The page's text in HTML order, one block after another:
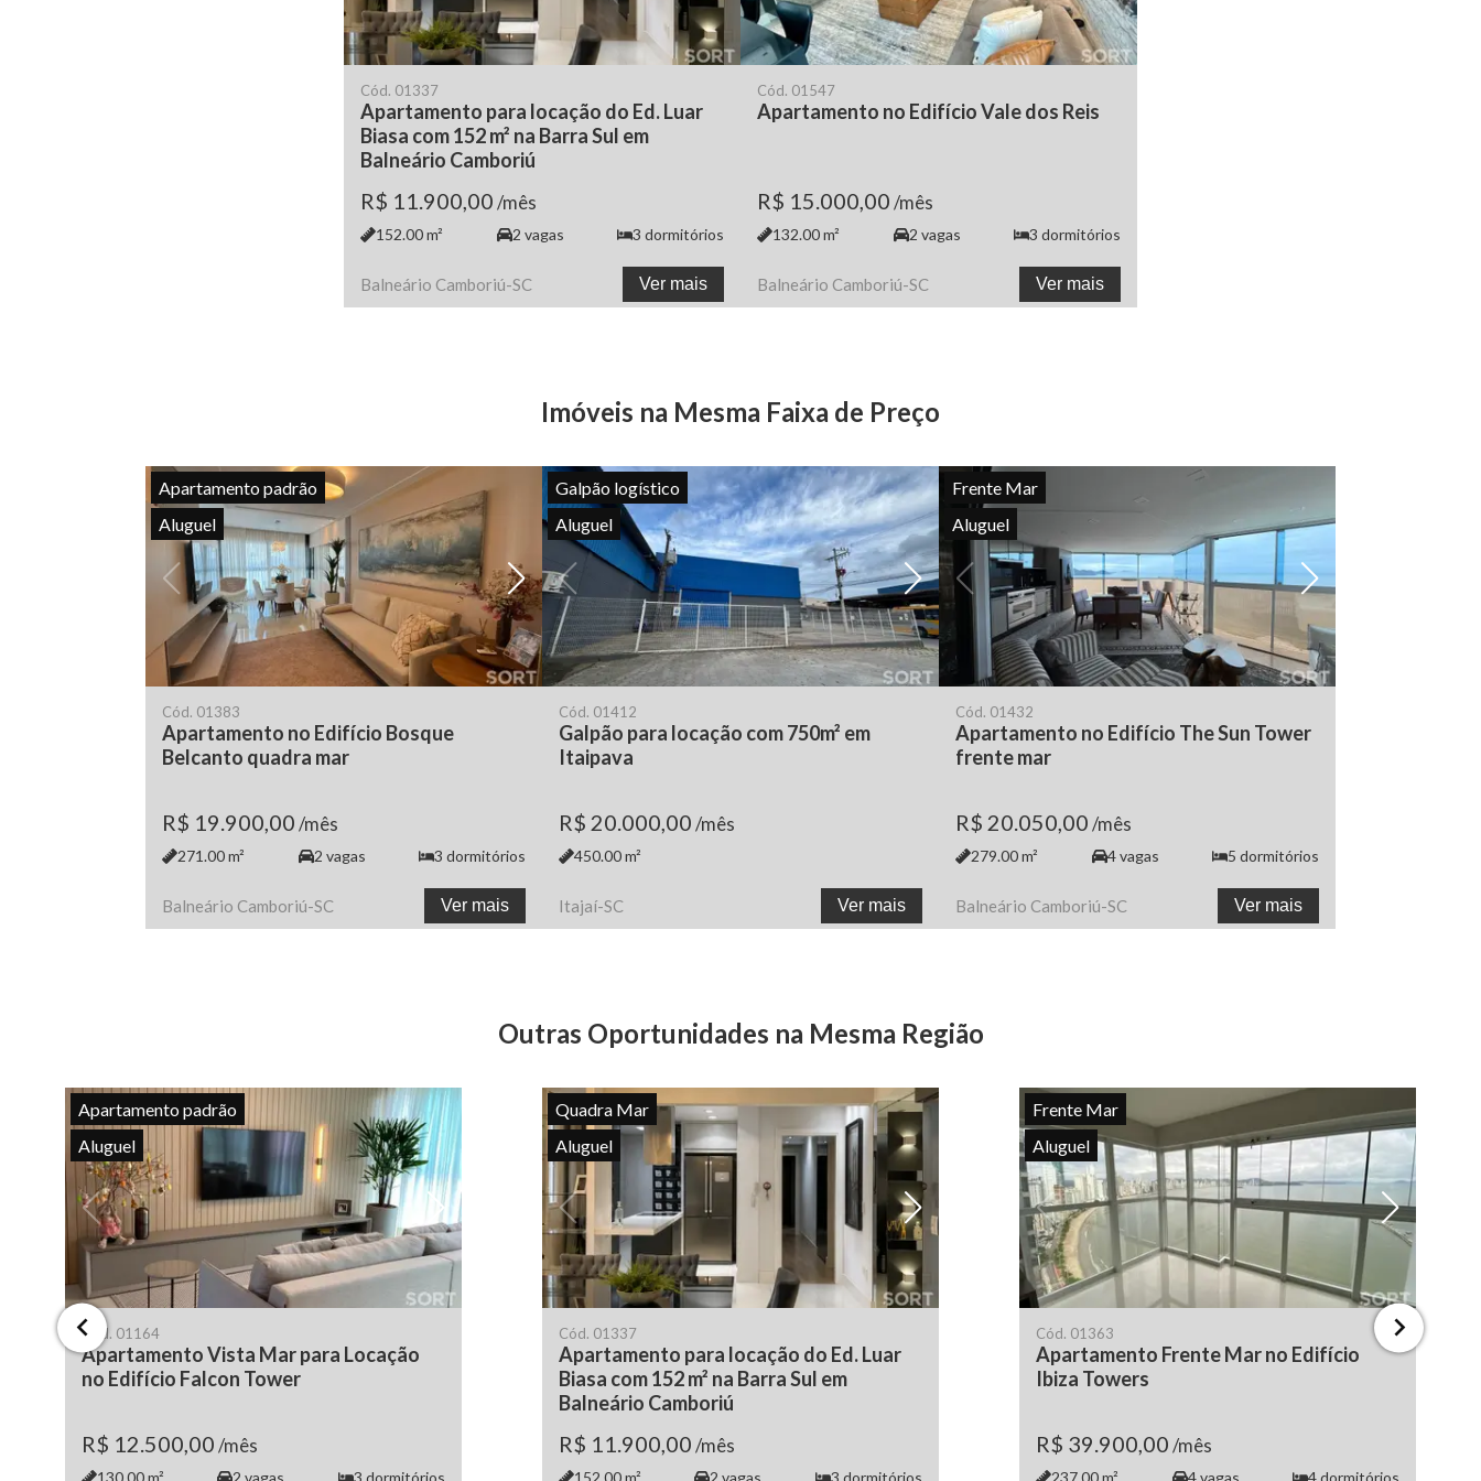
Cód. 01337
Apartamento para locação do Ed. Luar
Biasa com 152 m² na Barra Sul em
Balneário Camboriú
R$ 11.900,00 /mês
152.00m² 2 vagas 3 dormitórios
Balneário Camboriú-SC Ver mais
Cód. 01547
Apartamento no Edifício Vale dos Reis
R$ 15.000,00 /mês
132.00m² 2 vagas 3 dormitórios
Balneário Camboriú-SC Ver mais
Imóveis na Mesma Faixa de Preço
Apartamento padrão
Aluguel
Ver todas as fotos
Cód. 01383
Apartamento no Edifício Bosque
Belcanto quadra mar
R$ 19.900,00 /mês
271.00m² 2 vagas 3 dormitórios
Balneário Camboriú-SC Ver mais
Galpão logístico
Aluguel
Cód. 01412
Galpão para locação com 750m² em
Itaipava
R$ 20.000,00 /mês
450.00m²
Itajaí-SC Ver mais
Frente Mar
Aluguel
Cód. 01432
Apartamento no Edifício The Sun Tower
frente mar
R$ 20.050,00 /mês
279.00m² 4vagas 5 dormitórios
Balneário Camboriú-SC Ver mais
Outras Oportunidades na Mesma Região
Apartamento padrão
Aluguel
Ver todas as fotos
Cód. 01164
Apartamento Vista Mar para Locação
no Edifício Falcon Tower
R$ 12.500,00 /mês
Quadra Mar
Aluguel
Cód. 01337
Apartamento para locação do Ed. Luar
Biasa com 152 m² na Barra Sul em
Balneário Camboriú
R$ 11.900,00 /mês
Frente Mar
Aluguel
Cód. 01363
Apartamento Frente Mar no Edifício
Ibiza Towers
R$ 39.900,00 /mês